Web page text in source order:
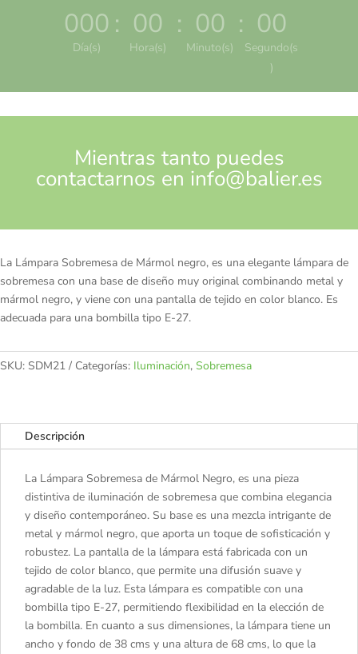
000
Día(s)
: 00
Hora(s)
: 00
Minuto(s)
: 00
Segundo(s
)
Mientras tanto puedes
contactarnos en info@balier.es
La Lámpara Sobremesa de Mármol negro, es una elegante lámpara de
sobremesa con una base de diseño muy original combinando metal y
mármol negro, y viene con una pantalla de tejido en color blanco. Es
adecuada para una bombilla tipo E-27.
SKU: SDM21 Categorías: Iluminación, Sobremesa
Descripción
La Lámpara Sobremesa de Mármol Negro, es una pieza
distintiva de iluminación de sobremesa que combina elegancia
y diseño contemporáneo. Su base es una mezcla intrigante de
metal y mármol negro, que aporta un toque de sofisticación y
robustez. La pantalla de la lámpara está fabricada con un
tejido de color blanco, que permite una difusión suave y
agradable de la luz. Esta lámpara es compatible con una
bombilla tipo E-27, permitiendo flexibilidad en la elección de
la bombilla. En cuanto a sus dimensiones, la lámpara tiene un
ancho y fondo de 38 cms y una altura de 68 cms, lo que la